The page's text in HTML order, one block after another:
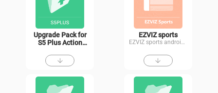
Upgrade Pack for
S5 Plus Action
EZVIZ sports
EZVIZ sports android APP